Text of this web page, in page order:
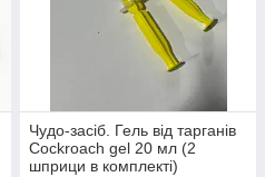
Чудо-засіб. Гель від тарганів
Cockroach gel 20 мл (2
шприци в комплекті)